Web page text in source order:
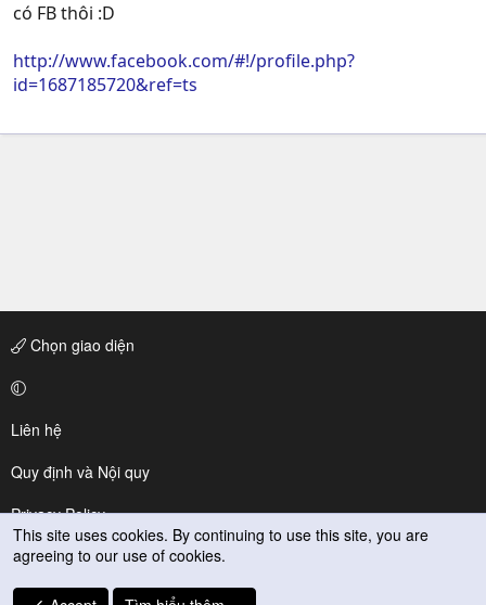
có FB thôi :D
http://www.facebook.com/#!/profile.php?
id=1687185720&ref=ts
Chọn giao diện
Liên hệ
Quy định và Nội quy
Privacy Policy
Trợ giúp
R
This site uses cookies. By continuing to use this site, you are
agreeing to our use of cookies.